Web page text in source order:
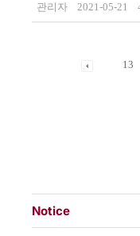
관리자
2021-05-21
13
Notice